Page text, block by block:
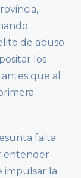
de abuso
los
que al
falta
entender
impulsar la